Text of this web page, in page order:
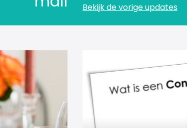
Bekijk de vorige updates